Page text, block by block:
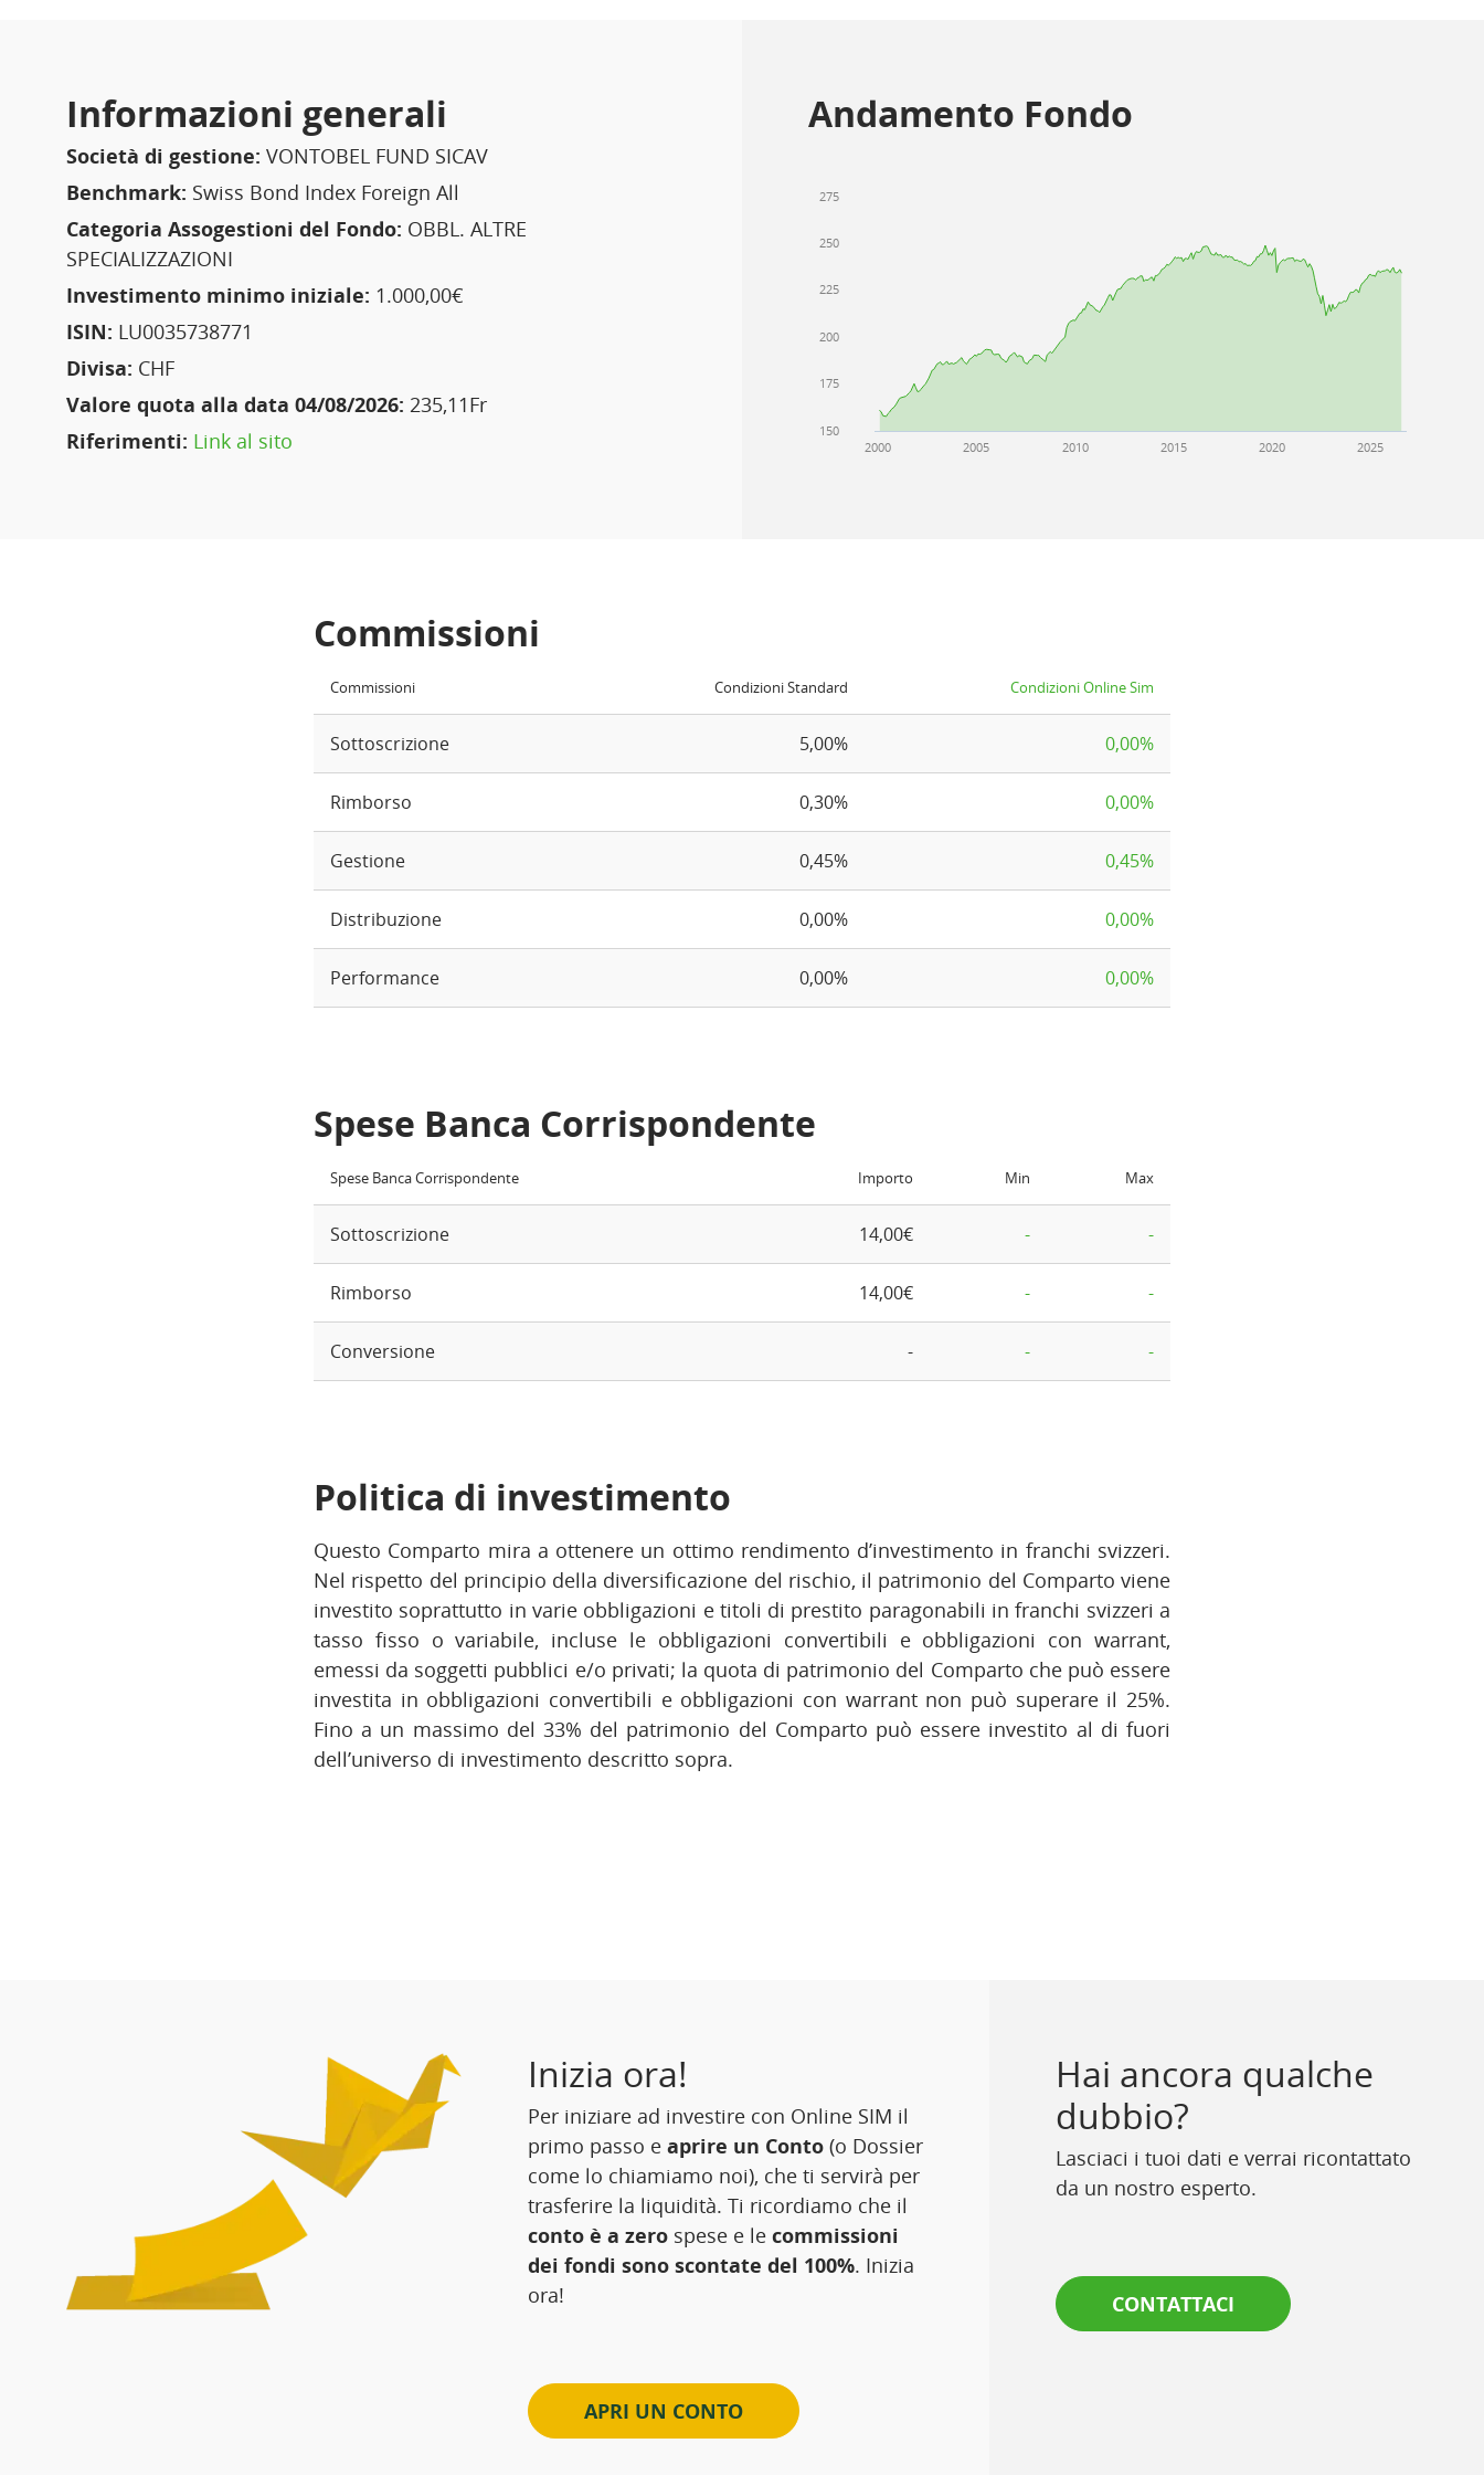
Informazioni generali
Società di gestione: VONTOBEL FUND SICAV
Benchmark: Swiss Bond Index Foreign All
Categoria Assogestioni del Fondo: OBBL. ALTRE
SPECIALIZZAZIONI
Investimento minimo iniziale: 1.000,00€
ISIN: LU0035738771
Divisa: CHF
Valore quota alla data 04/08/2026: 235,11Fr
Riferimenti: Link al sito
Andamento Fondo
2000 2005 2010 2015 2020 2025
150
175
200
225
250
275
Commissioni
Commissioni Condizioni Standard Condizioni Online Sim
Sottoscrizione 5,00% 0,00%
Rimborso 0,30% 0,00%
Gestione 0,45% 0,45%
Distribuzione 0,00% 0,00%
Performance 0,00% 0,00%
Spese Banca Corrispondente
Spese Banca Corrispondente Importo Min Max
Sottoscrizione 14,00€ - -
Rimborso 14,00€ - -
Conversione - - -
Politica di investimento
Questo Comparto mira a ottenere un ottimo rendimento d’investimento in franchi svizzeri.
Nel rispetto del principio della diversificazione del rischio, il patrimonio del Comparto viene
investito soprattutto in varie obbligazioni e titoli di prestito paragonabili in franchi svizzeri a
tasso fisso o variabile, incluse le obbligazioni convertibili e obbligazioni con warrant,
emessi da soggetti pubblici e/o privati; la quota di patrimonio del Comparto che può essere
investita in obbligazioni convertibili e obbligazioni con warrant non può superare il 25%.
Fino a un massimo del 33% del patrimonio del Comparto può essere investito al di fuori
dell’universo di investimento descritto sopra.
Inizia ora!
Per iniziare ad investire con Online SIM il
primo passo e aprire un Conto (o Dossier
come lo chiamiamo noi), che ti servirà per
trasferire la liquidità. Ti ricordiamo che il
conto è a zero spese e le commissioni
dei fondi sono scontate del 100%. Inizia
ora!
APRI UN CONTO
Hai ancora qualche
dubbio?
Lasciaci i tuoi dati e verrai ricontattato
da un nostro esperto.
CONTATTACI